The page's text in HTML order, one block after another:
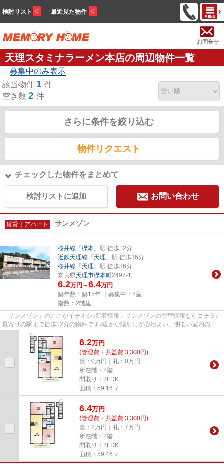
検討リスト 0 最近見た物件 0
お問合せ
天理スタミナラーメン本店の周辺物件一覧
募集中のみ表示
該当物件 1 件
空き数 2 件
さらに条件を絞り込む
物件リクエスト
チェックした物件をまとめて
検討リストに追加 お問い合わせ
賃貸｜アパート サンメゾン
桜井線 「 櫟本 」駅 徒歩12分
近鉄天理線 「 天理 」駅 徒歩36分
桜井線 「 天理 」駅 徒歩36分
奈良県天理市櫟本町2497-1
6.2万円～6.4万円
築年数：築15年 ｜募集中： 2室
階数：2階建
「サンメゾン」のここがイチオシ♪新着情報：サンメゾンの空室情報ならコチラ♪
最寄りの駅まで徒歩12分の物件です♪暖かな陽射しが心地よい、明るい室内の物
件です♪天理市にある賃貸情報...
6.2万円
(管理費・共益費 3,300円)
敷：0万円｜礼：0万円
所在階：2階
間取り：2LDK
面積：59.16㎡
6.4万円
(管理費・共益費 3,300円)
敷：2万円｜礼：7万円
所在階：2階
間取り：2LDK
面積：59.46㎡